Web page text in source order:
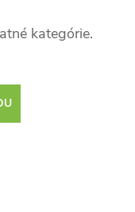
kategórie.